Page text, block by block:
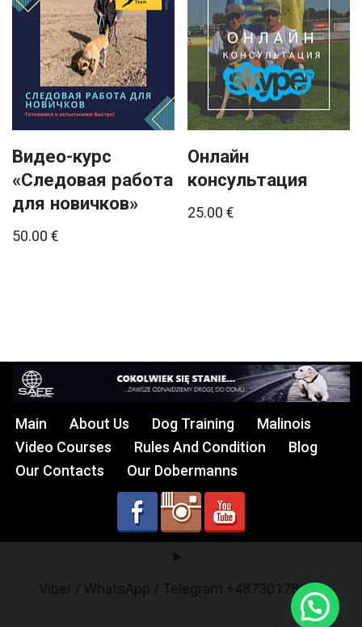
Видео-курс
«Следовая работа
для новичков»
50.00 €
Онлайн
консультация
25.00€
Main About Us Dog Training
Malinois
Video Courses
Rules And Condition
Blog
Our Contacts
Our Dobermanns
Viber / WhatsApp / Telegram +48730178017